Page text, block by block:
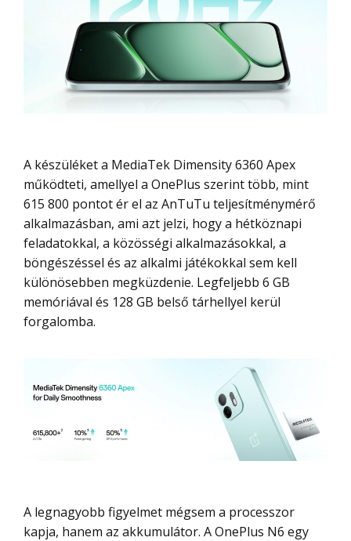
A készüléket a MediaTek Dimensity 6360 Apex
működteti, amellyel a OnePlus szerint több, mint
615 800 pontot ér el az AnTuTu teljesítménymérő
alkalmazásban, ami azt jelzi, hogy a hétköznapi
feladatokkal, a közösségi alkalmazásokkal, a
böngészéssel és az alkalmi játékokkal sem kell
különösebben megküzdenie. Legfeljebb 6 GB
memóriával és 128 GB belső tárhellyel kerül
forgalomba.
A legnagyobb figyelmet mégsem a processzor
kapja, hanem az akkumulátor. A OnePlus N6 egy